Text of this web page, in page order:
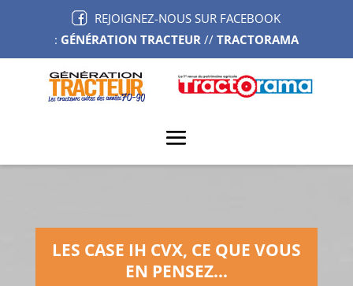
REJOIGNEZ-NOUS SUR FACEBOOK
: GÉNÉRATION TRACTEUR// TRACTORAMA
LES CASE IH CVX, CE QUE VOUS
EN PENSEZ…